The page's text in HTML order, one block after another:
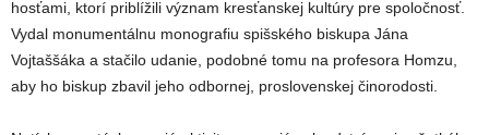
hosťami, ktorí priblížili význam kresťanskej kultúry pre spoločnosť.
Vydal monumentálnu monografiu spišského biskupa Jána
Vojtaššáka a stačilo udanie, podobné tomu na profesora Homzu,
aby ho biskup zbavil jeho odbornej, proslovenskej činorodosti.